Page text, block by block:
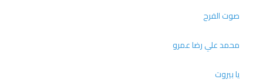
صوت الفرح
محمد علي رضا عمرو
يا بيروت